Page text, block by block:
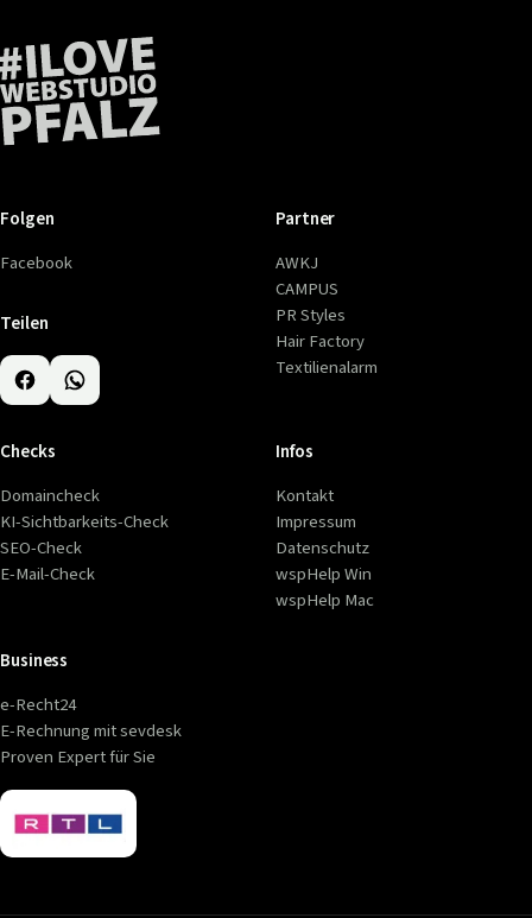
Folgen
Facebook
Teilen
Partner
AWKJ
CAMPUS
PR Styles
Hair Factory
Textilienalarm
Checks
Domaincheck
KI-Sichtbarkeits-Check
SEO-Check
E-Mail-Check
Infos
Kontakt
Impressum
Datenschutz
wspHelp Win
wspHelp Mac
Business
e-Recht24
E-Rechnung mit sevdesk
Proven Expert für Sie